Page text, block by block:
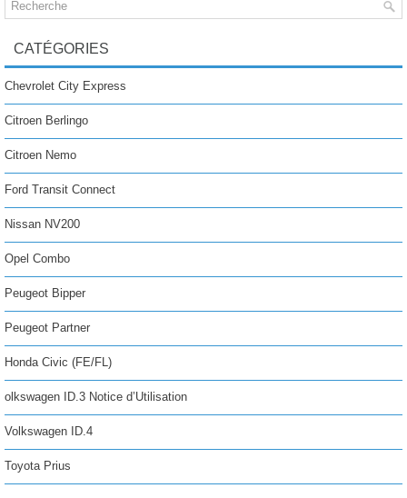
CATÉGORIES
Chevrolet City Express
Citroen Berlingo
Citroen Nemo
Ford Transit Connect
Nissan NV200
Opel Combo
Peugeot Bipper
Peugeot Partner
Honda Civic (FE/FL)
olkswagen ID.3 Notice d’Utilisation
Volkswagen ID.4
Toyota Prius